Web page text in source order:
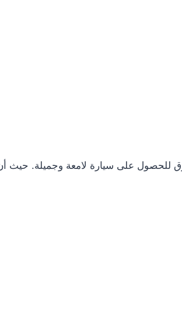
للحصول على سيارة لامعة وجميلة. حيث